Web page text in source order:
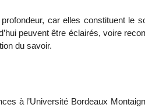
car elles constituent le
peuvent être éclairés, voire
du savoir.
à l’Université Bordeaux